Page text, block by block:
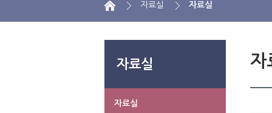
자료실 자료실
자료실
자료실
자